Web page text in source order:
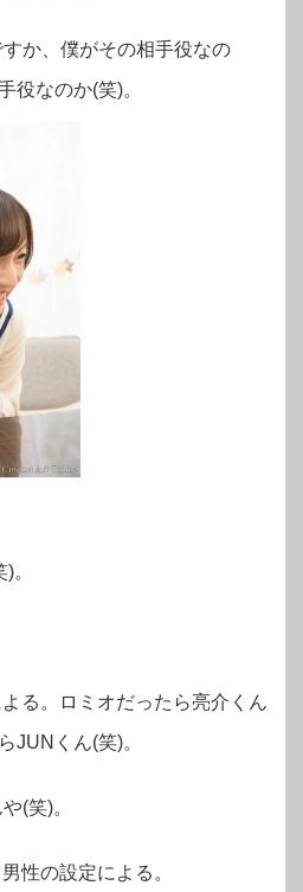
か、僕がその相手役なの
役なのか(笑)。
。
る。ロミオだったら亮介くん
JUNくん(笑)。
(笑)。
性の設定による。